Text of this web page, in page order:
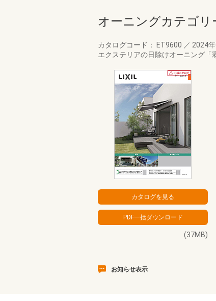
オーニングカテゴリ
カタログコード： ET9600 ／ 2024
エクステリアの日除けオーニング「
(37MB)
お知らせ表示